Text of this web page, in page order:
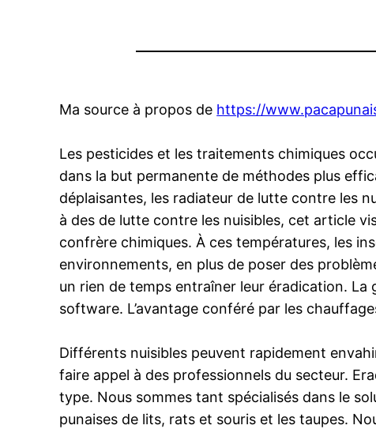
Ma source à propos de https://
Les pesticides et les traitements chimiques
dans la but permanente de méthodes plus
déplaisantes, les radiateur de lutte contre les
à des de lutte contre les nuisibles, cet article
confrère chimiques. À ces températures, les
environnements, en plus de poser des
un rien de temps entraîner leur éradication. La
software. L’avantage conféré par les
Différents nuisibles peuvent rapidement
faire appel à des professionnels du secteur.
type. Nous sommes tant spécialisés dans le
punaises de lits, rats et souris et les taupes.